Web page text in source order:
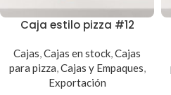
Caja estilo pizza #12
Cajas,Cajas en stock,Cajas
para pizza,Cajas y Empaques,
Exportación